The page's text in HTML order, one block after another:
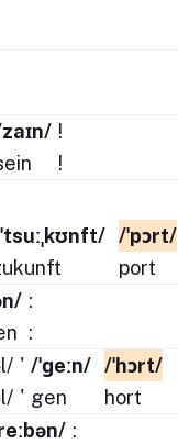
!
!
/ˈpɔrt/
port
:
:
'
'
/ˈɡeːn/
gen
/ˈhɔrt/
hort
: